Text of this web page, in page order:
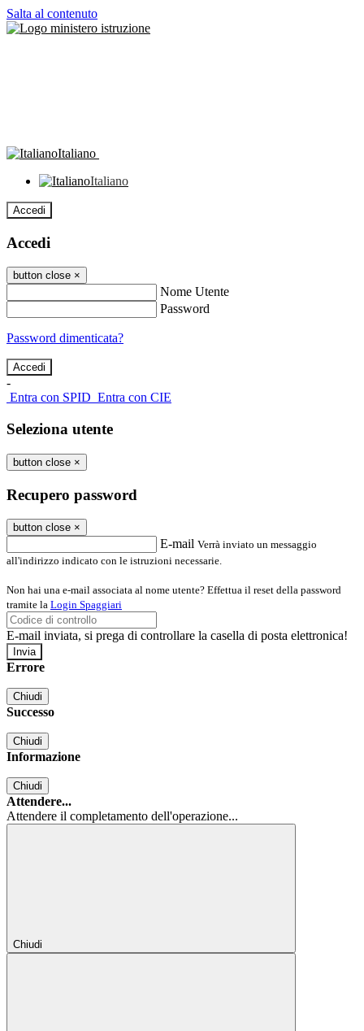
Salta al contenuto
Italiano
Italiano
Accedi
Accedi
button close ×
Nome Utente
Password
Password dimenticata?
-
Entra con SPID Entra con CIE
Seleziona utente
button close ×
Recupero password
button close ×
E-mail Verrà inviato un messaggio
all'indirizzo indicato con le istruzioni necessarie.
Non hai una e-mail associata al nome utente? Effettua il reset della password
tramite la Login Spaggiari
E-mail inviata, si prega di controllare la casella di posta elettronica!
Errore
Chiudi
Successo
Chiudi
Informazione
Chiudi
Attendere...
Attendere il completamento dell'operazione...
Chiudi